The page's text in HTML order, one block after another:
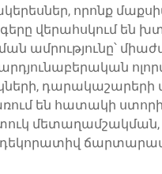
որոնք
վերահսկում են
ամրությունը՝
են հատակի
դեկորատիվ